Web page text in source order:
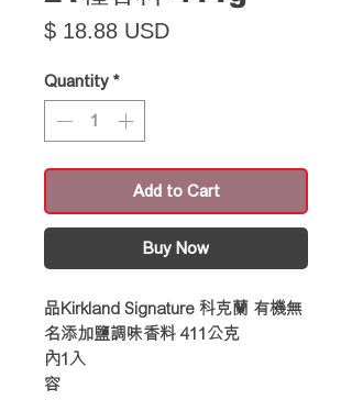
$ 18.88 USDPrice
Quantity *
Add to Cart
Buy Now
品
名
Kirkland Signature 科克蘭 有機無
添加鹽調味香料 411公克
內
容
1入